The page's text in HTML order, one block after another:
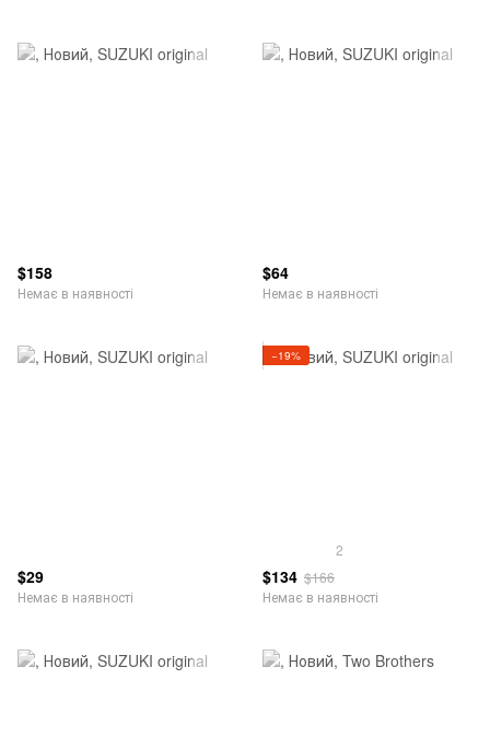
$158
Немає в наявності
$64
Немає в наявності
$29
Немає в наявності
−19%
2
$134 $166
Немає в наявності